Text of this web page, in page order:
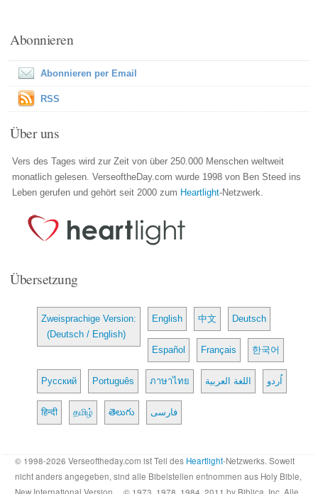
Abonnieren
Abonnieren per Email
RSS
Über uns
Vers des Tages wird zur Zeit von über 250.000 Menschen weltweit
monatlich gelesen. VerseoftheDay.com wurde 1998 von Ben Steed ins
Leben gerufen und gehört seit 2000 zum Heartlight-Netzwerk.
Übersetzung
Zweisprachige Version:
(Deutsch / English)
English 中文 Deutsch
Español Français 한국어
Русский Português ภาษาไทย اللغة العربية اُردو
हिन्दी தமிழ் తెలుగు فارسی
© 1998-2026 Verseoftheday.com ist Teil des Heartlight-Netzwerks. Soweit
nicht anders angegeben, sind alle Bibelstellen entnommen aus Holy Bible,